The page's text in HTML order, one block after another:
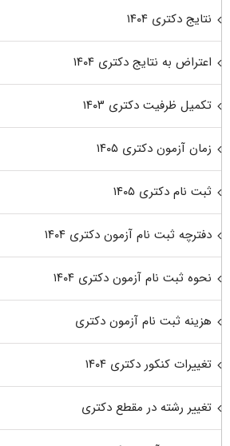
نتایج دکتری ۱۴۰۴
اعتراض به نتایج دکتری ۱۴۰۴
تکمیل ظرفیت دکتری ۱۴۰۳
زمان آزمون دکتری ۱۴۰۵
ثبت نام دکتری ۱۴۰۵
دفترچه ثبت نام آزمون دکتری ۱۴۰۴
نحوه ثبت نام آزمون دکتری ۱۴۰۴
هزینه ثبت نام آزمون دکتری
تغییرات کنکور دکتری ۱۴۰۴
تغییر رشته در مقطع دکتری